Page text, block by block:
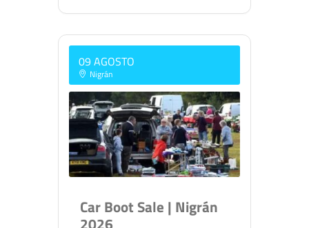
09 AGOSTO
Nigrán
Car Boot Sale | Nigrán